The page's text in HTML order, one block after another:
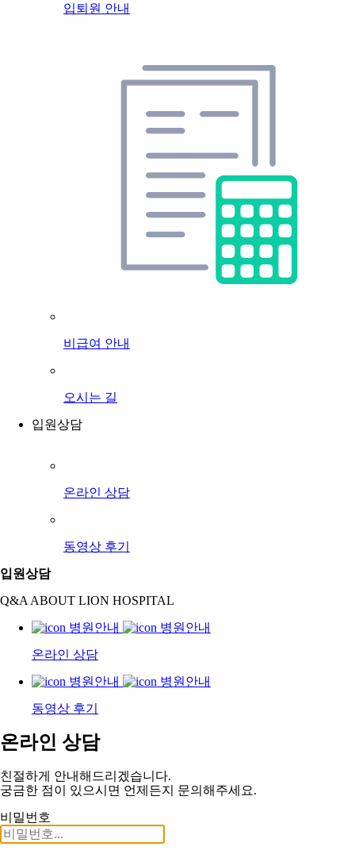
입퇴원 안내
비급여 안내
오시는 길
입원상담
온라인 상담
동영상 후기
입원상담
Q&A ABOUT LION HOSPITAL
온라인 상담
동영상 후기
온라인 상담
친절하게 안내해드리겠습니다.
궁금한 점이 있으시면 언제든지 문의해주세요.
비밀번호